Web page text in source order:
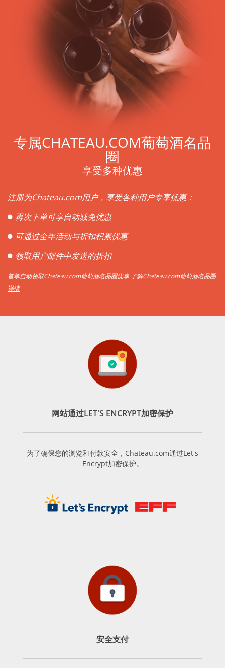
专属CHATEAU.COM葡萄酒名品
圈
享受多种优惠
注册为Chateau.com用户，享受各种用户专享优惠：
再次下单可享自动减免优惠
可通过全年活动与折扣积累优惠
领取用户邮件中发送的折扣
首单自动领取Chateau.com葡萄酒名品圈优享 了解Chateau.com葡萄酒名品圈
详情
网站通过LET'S ENCRYPT加密保护
为了确保您的浏览和付款安全，Chateau.com通过Let's
Encrypt加密保护。
安全支付